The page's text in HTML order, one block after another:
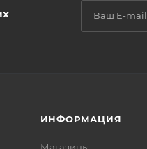
ИНФОРМАЦИЯ